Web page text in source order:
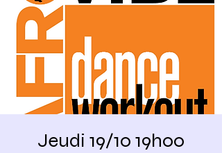
Jeudi 19/10 19h00